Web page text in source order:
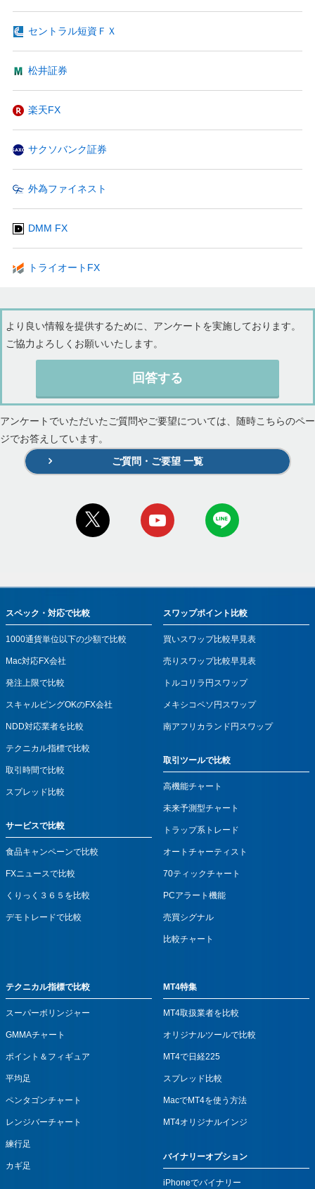
セントラル短資ＦＸ
松井証券
楽天FX
サクソバンク証券
外為ファイネスト
DMM FX
トライオートFX
より良い情報を提供するために、アンケートを実施しております。
ご協力よろしくお願いいたします。
回答する
アンケートでいただいたご質問やご要望については、随時こちらのペー
ジでお答えしています。
ご質問・ご要望 一覧
スペック・対応で比較
1000通貨単位以下の少額で比較
Mac対応FX会社
発注上限で比較
スキャルピングOKのFX会社
NDD対応業者を比較
テクニカル指標で比較
取引時間で比較
スプレッド比較
サービスで比較
食品キャンペーンで比較
FXニュースで比較
くりっく３６５を比較
デモトレードで比較
スワップポイント比較
買いスワップ比較早見表
売りスワップ比較早見表
トルコリラ円スワップ
メキシコペソ円スワップ
南アフリカランド円スワップ
取引ツールで比較
高機能チャート
未来予測型チャート
トラップ系トレード
オートチャーティスト
70ティックチャート
PCアラート機能
売買シグナル
比較チャート
テクニカル指標で比較
スーパーボリンジャー
GMMAチャート
ポイント＆フィギュア
平均足
ペンタゴンチャート
レンジバーチャート
練行足
カギ足
MT4特集
MT4取扱業者を比較
オリジナルツールで比較
MT4で日経225
スプレッド比較
MacでMT4を使う方法
MT4オリジナルインジ
バイナリーオプション
iPhoneでバイナリー